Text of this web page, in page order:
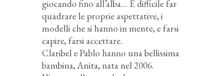
giocando fino all’alba… È difficile far
quadrare le proprie aspettative, i
modelli che si hanno in mente, e farsi
capire, farsi accettare.
Claribel e Pablo hanno una bellissima
bambina, Anita, nata nel 2006.